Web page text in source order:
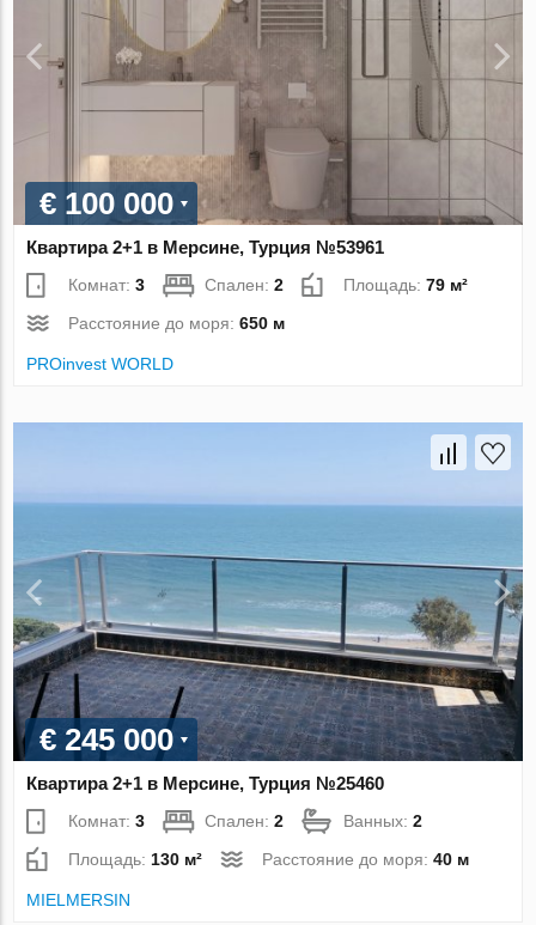
€ 100 000
Квартира 2+1 в Мерсине, Турция №53961
Комнат:3 Спален:2 Площадь:79 м²
Расстояние до моря:650 м
PROinvest WORLD
€ 245 000
Квартира 2+1 в Мерсине, Турция №25460
Комнат:3 Спален:2 Ванных:2
Площадь:130 м² Расстояние до моря:40 м
MIELMERSIN